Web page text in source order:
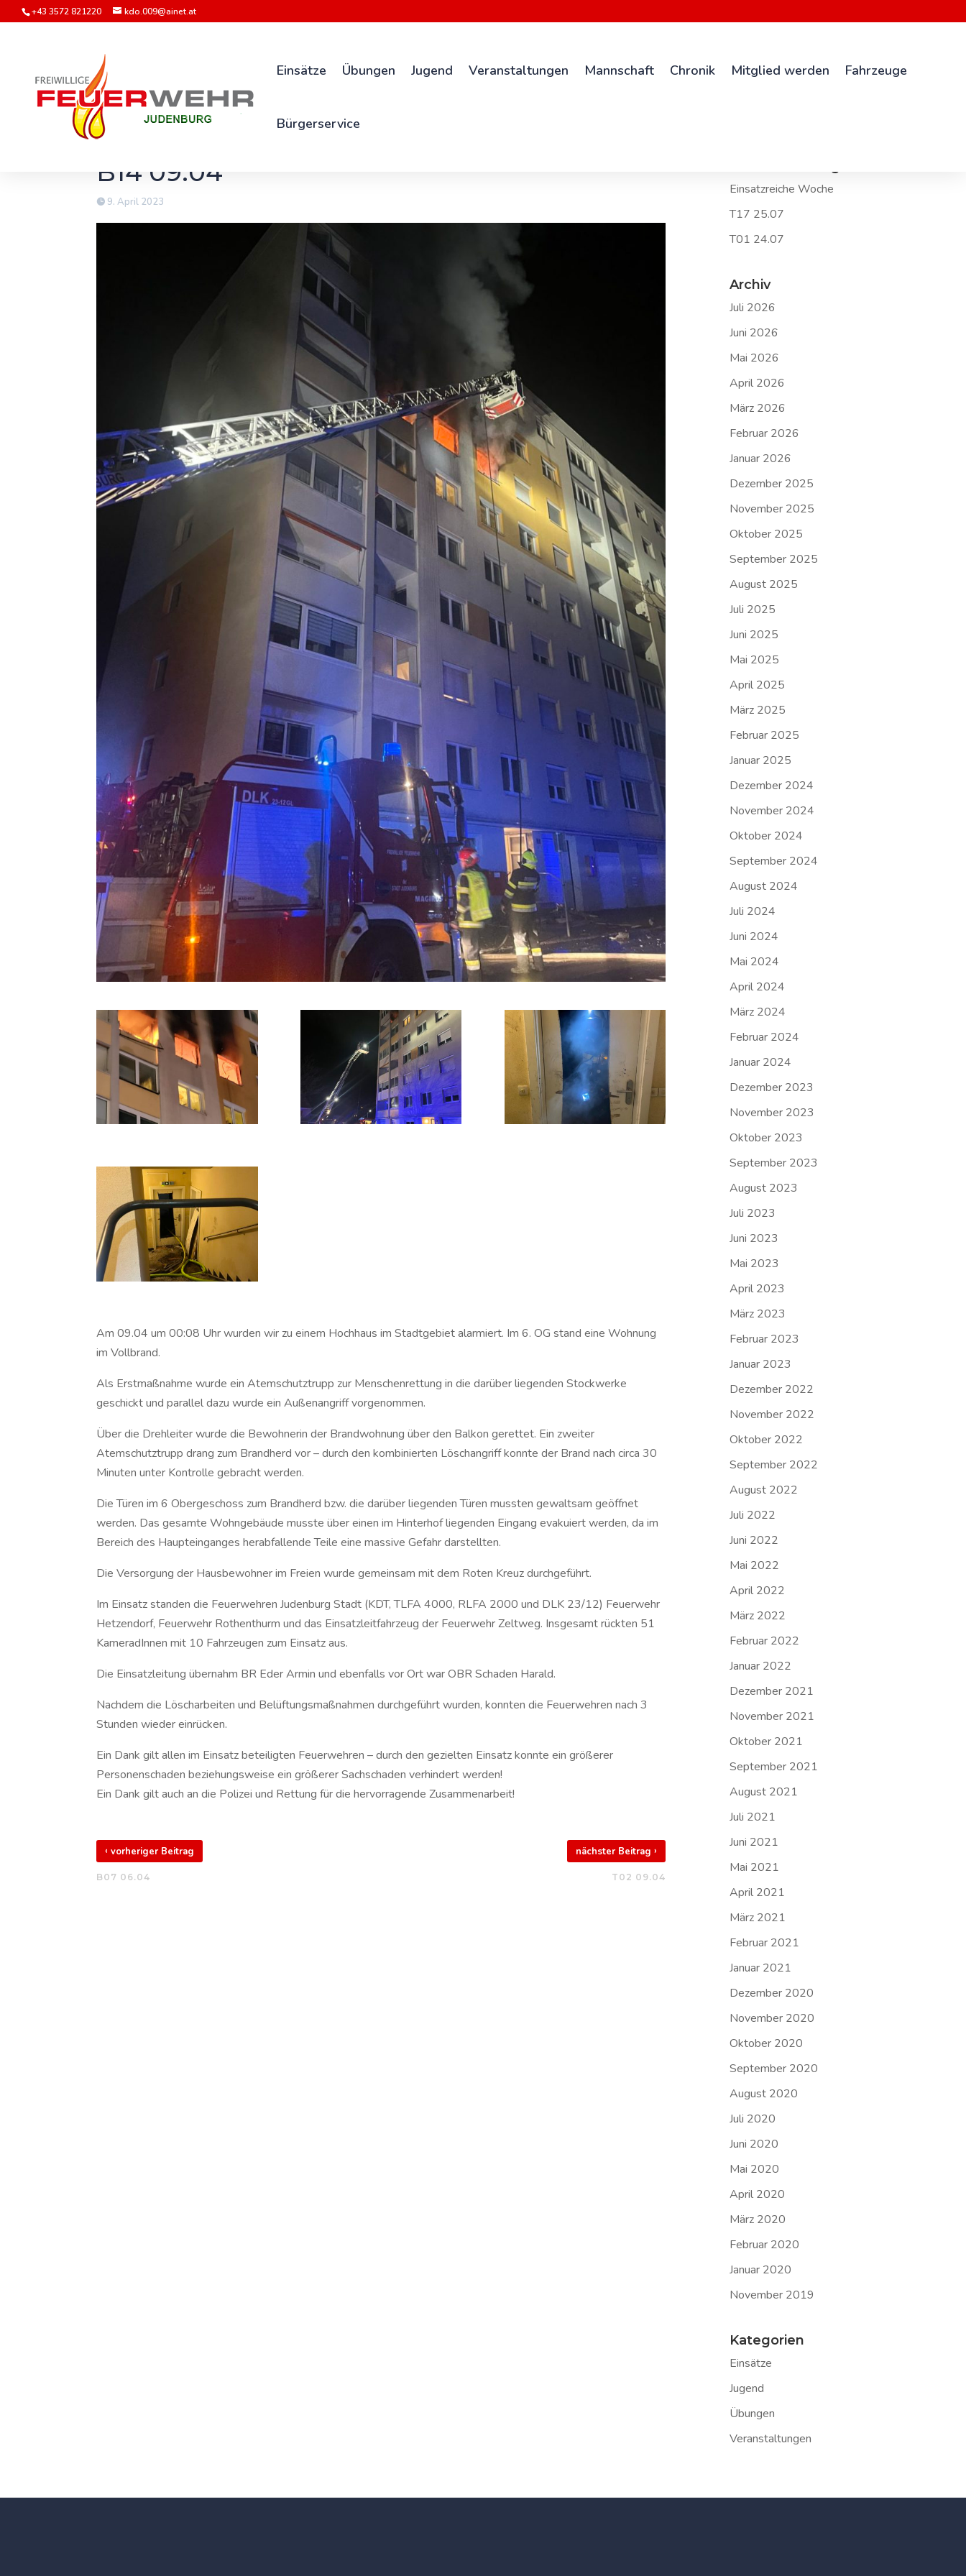
+43 3572 821220 kdo.009@ainet.at
Einsätze Übungen Jugend Veranstaltungen Mannschaft Chronik Mitglied werden Fahrzeuge
Bürgerservice
B14 09.04
9. April 2023
Am 09.04 um 00:08 Uhr wurden wir zu einem Hochhaus im Stadtgebiet alarmiert. Im 6. OG stand eine Wohnung
im Vollbrand.
Als Erstmaßnahme wurde ein Atemschutztrupp zur Menschenrettung in die darüber liegenden Stockwerke
geschickt und parallel dazu wurde ein Außenangriff vorgenommen.
Über die Drehleiter wurde die Bewohnerin der Brandwohnung über den Balkon gerettet. Ein zweiter
Atemschutztrupp drang zum Brandherd vor – durch den kombinierten Löschangriff konnte der Brand nach circa 30
Minuten unter Kontrolle gebracht werden.
Die Türen im 6 Obergeschoss zum Brandherd bzw. die darüber liegenden Türen mussten gewaltsam geöffnet
werden. Das gesamte Wohngebäude musste über einen im Hinterhof liegenden Eingang evakuiert werden, da im
Bereich des Haupteinganges herabfallende Teile eine massive Gefahr darstellten.
Die Versorgung der Hausbewohner im Freien wurde gemeinsam mit dem Roten Kreuz durchgeführt.
Im Einsatz standen die Feuerwehren Judenburg Stadt (KDT, TLFA 4000, RLFA 2000 und DLK 23/12) Feuerwehr
Hetzendorf, Feuerwehr Rothenthurm und das Einsatzleitfahrzeug der Feuerwehr Zeltweg. Insgesamt rückten 51
KameradInnen mit 10 Fahrzeugen zum Einsatz aus.
Die Einsatzleitung übernahm BR Eder Armin und ebenfalls vor Ort war OBR Schaden Harald.
Nachdem die Löscharbeiten und Belüftungsmaßnahmen durchgeführt wurden, konnten die Feuerwehren nach 3
Stunden wieder einrücken.
Ein Dank gilt allen im Einsatz beteiligten Feuerwehren – durch den gezielten Einsatz konnte ein größerer
Personenschaden beziehungsweise ein größerer Sachschaden verhindert werden!
Ein Dank gilt auch an die Polizei und Rettung für die hervorragende Zusammenarbeit!
‹ vorheriger Beitrag
B07 06.04
nächster Beitrag›
T02 09.04
Einsatzreiche Woche
T17 25.07
T01 24.07
Archiv
Juli 2026
Juni 2026
Mai 2026
April 2026
März 2026
Februar 2026
Januar 2026
Dezember 2025
November 2025
Oktober 2025
September 2025
August 2025
Juli 2025
Juni 2025
Mai 2025
April 2025
März 2025
Februar 2025
Januar 2025
Dezember 2024
November 2024
Oktober 2024
September 2024
August 2024
Juli 2024
Juni 2024
Mai 2024
April 2024
März 2024
Februar 2024
Januar 2024
Dezember 2023
November 2023
Oktober 2023
September 2023
August 2023
Juli 2023
Juni 2023
Mai 2023
April 2023
März 2023
Februar 2023
Januar 2023
Dezember 2022
November 2022
Oktober 2022
September 2022
August 2022
Juli 2022
Juni 2022
Mai 2022
April 2022
März 2022
Februar 2022
Januar 2022
Dezember 2021
November 2021
Oktober 2021
September 2021
August 2021
Juli 2021
Juni 2021
Mai 2021
April 2021
März 2021
Februar 2021
Januar 2021
Dezember 2020
November 2020
Oktober 2020
September 2020
August 2020
Juli 2020
Juni 2020
Mai 2020
April 2020
März 2020
Februar 2020
Januar 2020
November 2019
Kategorien
Einsätze
Jugend
Übungen
Veranstaltungen